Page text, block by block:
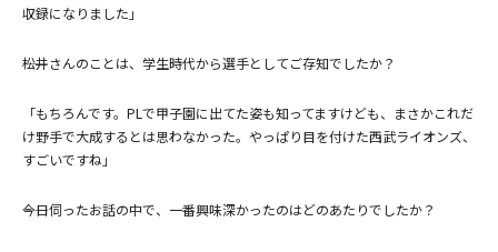
収録になりました」
――松井さんのことは、学生時代から選手としてご存知でしたか？
「もちろんです。PLで甲子園に出てた姿も知ってますけども、まさかこれだ
け野手で大成するとは思わなかった。やっぱり目を付けた西武ライオンズ、
すごいですね」
――今日伺ったお話の中で、一番興味深かったのはどのあたりでしたか？